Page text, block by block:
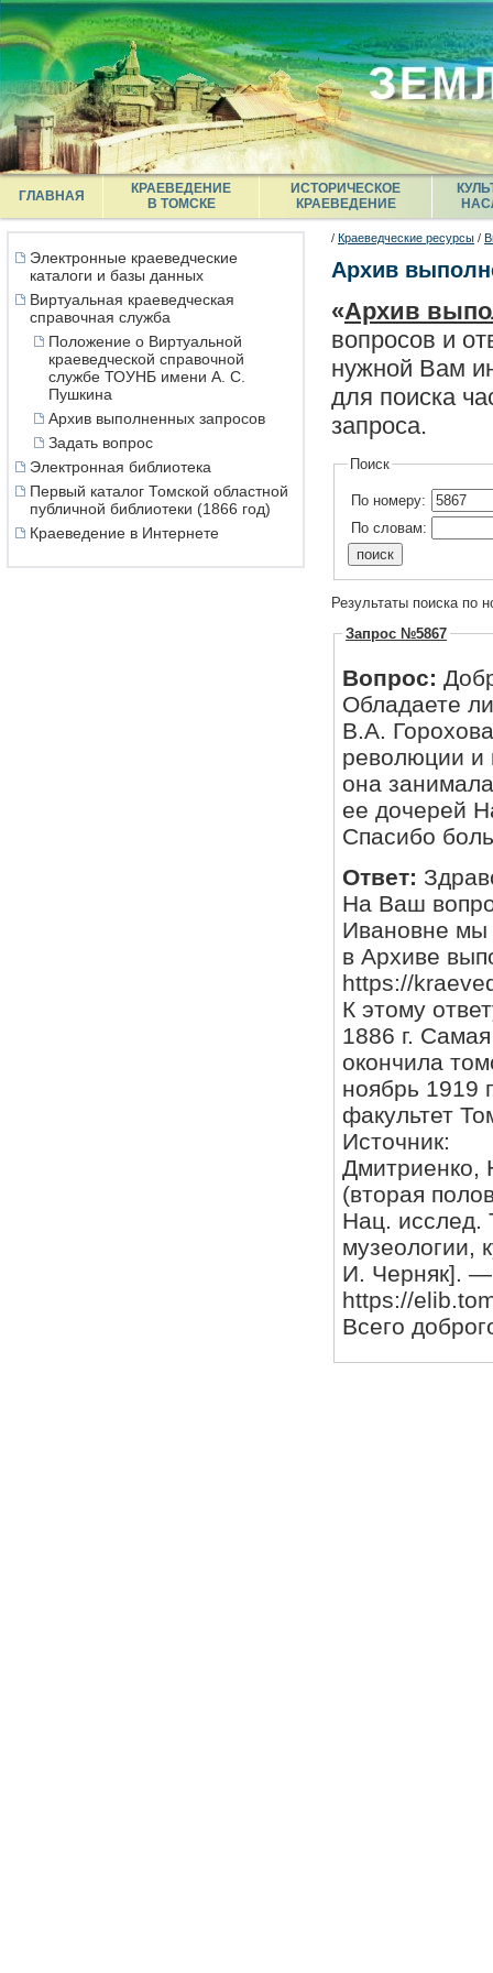
ГЛАВНАЯ
КРАЕВЕДЕНИЕ
В ТОМСКЕ
ИСТОРИЧЕСКОЕ
КРАЕВЕДЕНИЕ
Электронные краеведческие
каталоги и базы данных
Виртуальная краеведческая
справочная служба
Положение о Виртуальной
краеведческой справочной
службе ТОУНБ имени А. С.
Пушкина
Архив выполненных запросов
Задать вопрос
Электронная библиотека
Первый каталог Томской областной
публичной библиотеки (1866 год)
Краеведение в Интернете
/ Краеведческие ресурсы /
Архив
«Архив
вопросов и
нужной Вам
для поиска
запроса.
Поиск
По номеру:
По словам:
Результаты поиска по
Запрос №5867
Вопрос:
Обладаете
В.А.
революции и
она
ее дочерей
Спасибо
Ответ:
На Ваш
Ивановне мы
в Архиве
https://
К этому
1886 г.
окончила
ноябрь 1919
факультет
Источник:
Дмитриенко,
(вторая
Нац. исслед.
музеологии,
И. Черняк]. —
https://
Всего